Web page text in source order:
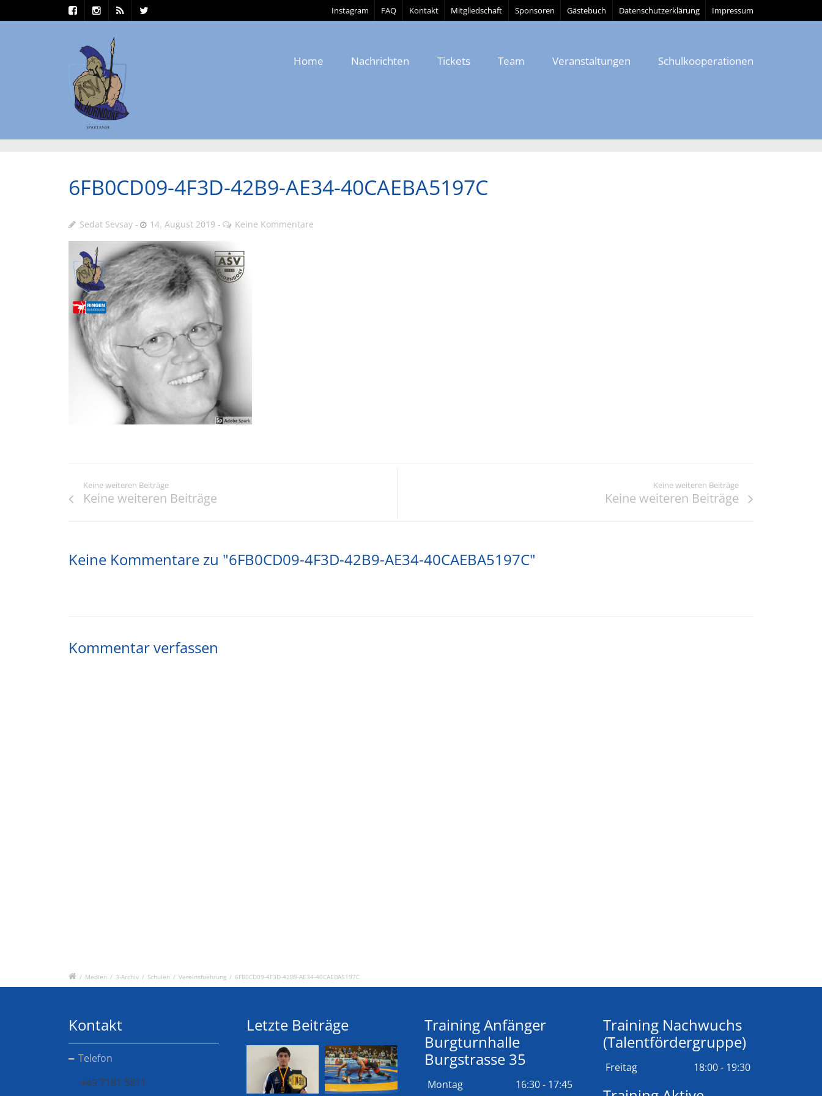
Instagram FAQ Kontakt Mitgliedschaft Sponsoren Gästebuch Datenschutzerklärung Impressum
Home Nachrichten Tickets Team Veranstaltungen Schulkooperationen
6FB0CD09-4F3D-42B9-AE34-40CAEBA5197C
Sedat Sevsay 14. August 2019 Keine Kommentare
Keine weiteren Beiträge
Keine weiteren Beiträge
Keine weiteren Beiträge
Keine weiteren Beiträge
Keine Kommentare zu "6FB0CD09-4F3D-42B9-AE34-40CAEBA5197C"
Kommentar verfassen
/ Medien / 3-Archiv / Schulen / Vereinsfuehrung / 6FB0CD09-4F3D-42B9-AE34-40CAEBA5197C
Kontakt
Telefon
+49 7181 5811
Letzte Beiträge
Training Anfänger
Burgturnhalle
Burgstrasse 35
Montag 16:30 - 17:45
Training Nachwuchs
(Talentfördergruppe)
Freitag 18:00 - 19:30